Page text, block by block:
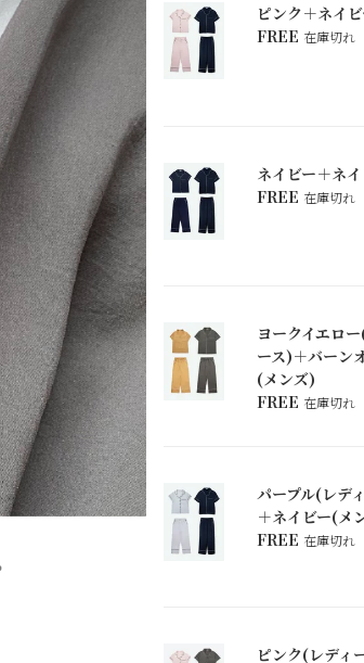
ピンク＋ネイ
FREE 在庫切れ
ネイビー＋ネ
FREE 在庫切れ
ヨークイエロー
ース)＋バーン
(メンズ)
FREE 在庫切れ
パープル(レデ
＋ネイビー(メ
FREE 在庫切れ
ピンク(レディ